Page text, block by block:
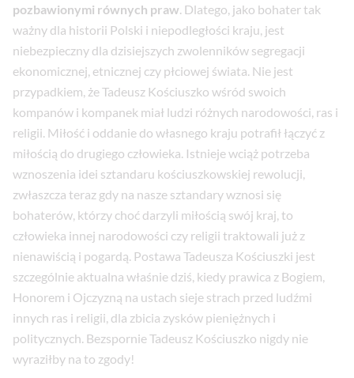
pozbawionymi równych praw. Dlatego, jako bohater tak
ważny dla historii Polski i niepodległości kraju, jest
niebezpieczny dla dzisiejszych zwolenników segregacji
ekonomicznej, etnicznej czy płciowej świata. Nie jest
przypadkiem, że Tadeusz Kościuszko wśród swoich
kompanów i kompanek miał ludzi różnych narodowości, ras i
religii. Miłość i oddanie do własnego kraju potrafił łączyć z
miłością do drugiego człowieka. Istnieje wciąż potrzeba
wznoszenia idei sztandaru kościuszkowskiej rewolucji,
zwłaszcza teraz gdy na nasze sztandary wznosi się
bohaterów, którzy choć darzyli miłością swój kraj, to
człowieka innej narodowości czy religii traktowali już z
nienawiścią i pogardą. Postawa Tadeusza Kościuszki jest
szczególnie aktualna właśnie dziś, kiedy prawica z Bogiem,
Honorem i Ojczyzną na ustach sieje strach przed ludźmi
innych ras i religii, dla zbicia zysków pieniężnych i
politycznych. Bezspornie Tadeusz Kościuszko nigdy nie
wyraziłby na to zgody!